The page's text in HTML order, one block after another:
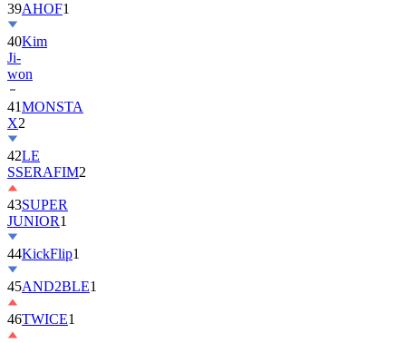
39AHOF1
40Kim
Ji-
won
41MONSTA
X2
42LE
SSERAFIM2
43SUPER
JUNIOR1
44KickFlip1
45AND2BLE1
46TWICE1